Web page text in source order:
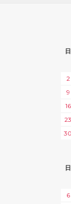
日
2
9
16
23
30
日
6